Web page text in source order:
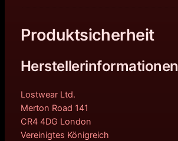
Produktsicherheit
Herstellerinformationen
Lostwear Ltd.
Merton Road 141
CR4 4DG London
Vereinigtes Königreich